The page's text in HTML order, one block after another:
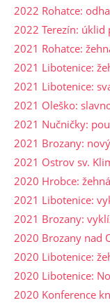
2022 Rohatce:
2022 Terezín: úklid
2021 Rohatce:
2021 Libotenice:
2021 Libotenice:
2021 Oleško:
2021 Nučničky:
2021 Brozany:
2021 Ostrov sv.
2020 Hrobce:
2021 Libotenice:
2021 Brozany:
2020 Brozany nad
2020 Libotenice:
2020 Libotenice:
2020 Konference